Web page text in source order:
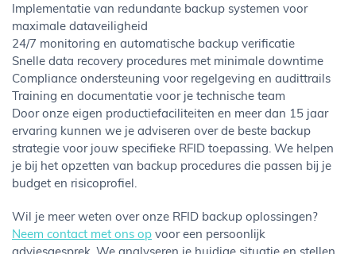
Implementatie van redundante backup systemen voor
maximale dataveiligheid
24/7 monitoring en automatische backup verificatie
Snelle data recovery procedures met minimale downtime
Compliance ondersteuning voor regelgeving en audittrails
Training en documentatie voor je technische team
Door onze eigen productiefaciliteiten en meer dan 15 jaar
ervaring kunnen we je adviseren over de beste backup
strategie voor jouw specifieke RFID toepassing. We helpen
je bij het opzetten van backup procedures die passen bij je
budget en risicoprofiel.
Wil je meer weten over onze RFID backup oplossingen?
Neem contact met ons op voor een persoonlijk